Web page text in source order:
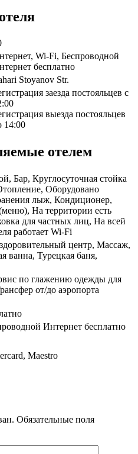
Wi-Fi, Беспроводной
бесплатно
Stoyanov Str.
заезда постояльцев с
выезда постояльцев
14:00
отелем
Бар, Круглосуточная стойка
Оборудовано
лыж, Кондиционер,
На территории есть
для частных лиц, На всей
работает Wi-Fi
центр, Массаж,
ванна, Турецкая баня,
по глажению одежды для
от/до аэропорта
Интернет бесплатно
Maestro
Обязательные поля